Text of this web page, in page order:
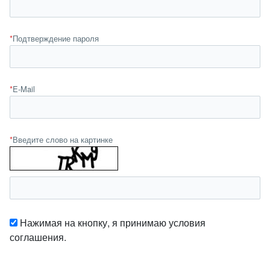
*Подтверждение пароля
*E-Mail
*Введите слово на картинке
Нажимая на кнопку, я принимаю условия
соглашения.